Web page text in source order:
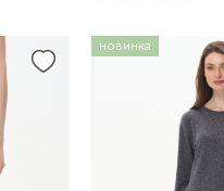
новинка